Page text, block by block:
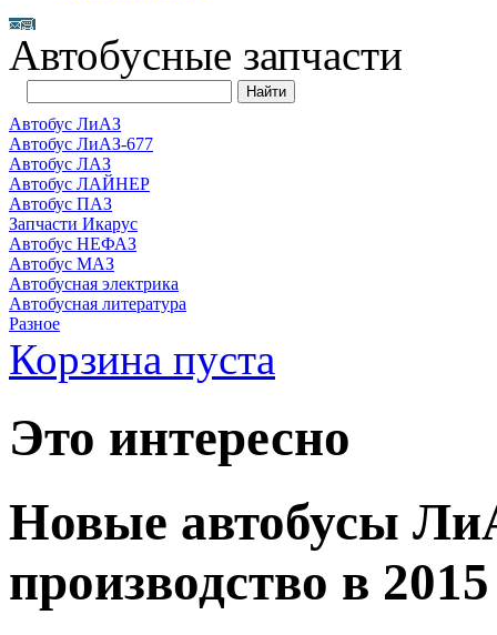
Автобусные запчасти
Автобус ЛиАЗ
Автобус ЛиАЗ-677
Автобус ЛАЗ
Автобус ЛАЙНЕР
Автобус ПАЗ
Запчасти Икарус
Автобус НЕФАЗ
Автобус МАЗ
Автобусная электрика
Автобусная литература
Разное
Корзина пуста
Это интересно
Новые автобусы
производство в